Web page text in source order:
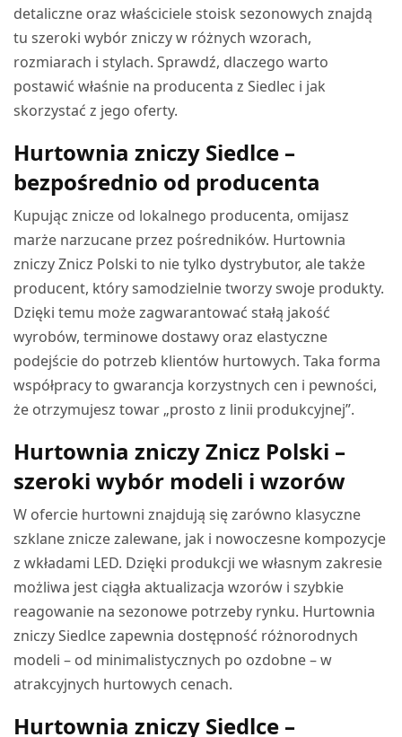
detaliczne oraz właściciele stoisk sezonowych znajdą
tu szeroki wybór zniczy w różnych wzorach,
rozmiarach i stylach. Sprawdź, dlaczego warto
postawić właśnie na producenta z Siedlec i jak
skorzystać z jego oferty.
Hurtownia zniczy Siedlce –
bezpośrednio od producenta
Kupując znicze od lokalnego producenta, omijasz
marże narzucane przez pośredników. Hurtownia
zniczy Znicz Polski to nie tylko dystrybutor, ale także
producent, który samodzielnie tworzy swoje produkty.
Dzięki temu może zagwarantować stałą jakość
wyrobów, terminowe dostawy oraz elastyczne
podejście do potrzeb klientów hurtowych. Taka forma
współpracy to gwarancja korzystnych cen i pewności,
że otrzymujesz towar „prosto z linii produkcyjnej”.
Hurtownia zniczy Znicz Polski –
szeroki wybór modeli i wzorów
W ofercie hurtowni znajdują się zarówno klasyczne
szklane znicze zalewane, jak i nowoczesne kompozycje
z wkładami LED. Dzięki produkcji we własnym zakresie
możliwa jest ciągła aktualizacja wzorów i szybkie
reagowanie na sezonowe potrzeby rynku. Hurtownia
zniczy Siedlce zapewnia dostępność różnorodnych
modeli – od minimalistycznych po ozdobne – w
atrakcyjnych hurtowych cenach.
Hurtownia zniczy Siedlce –